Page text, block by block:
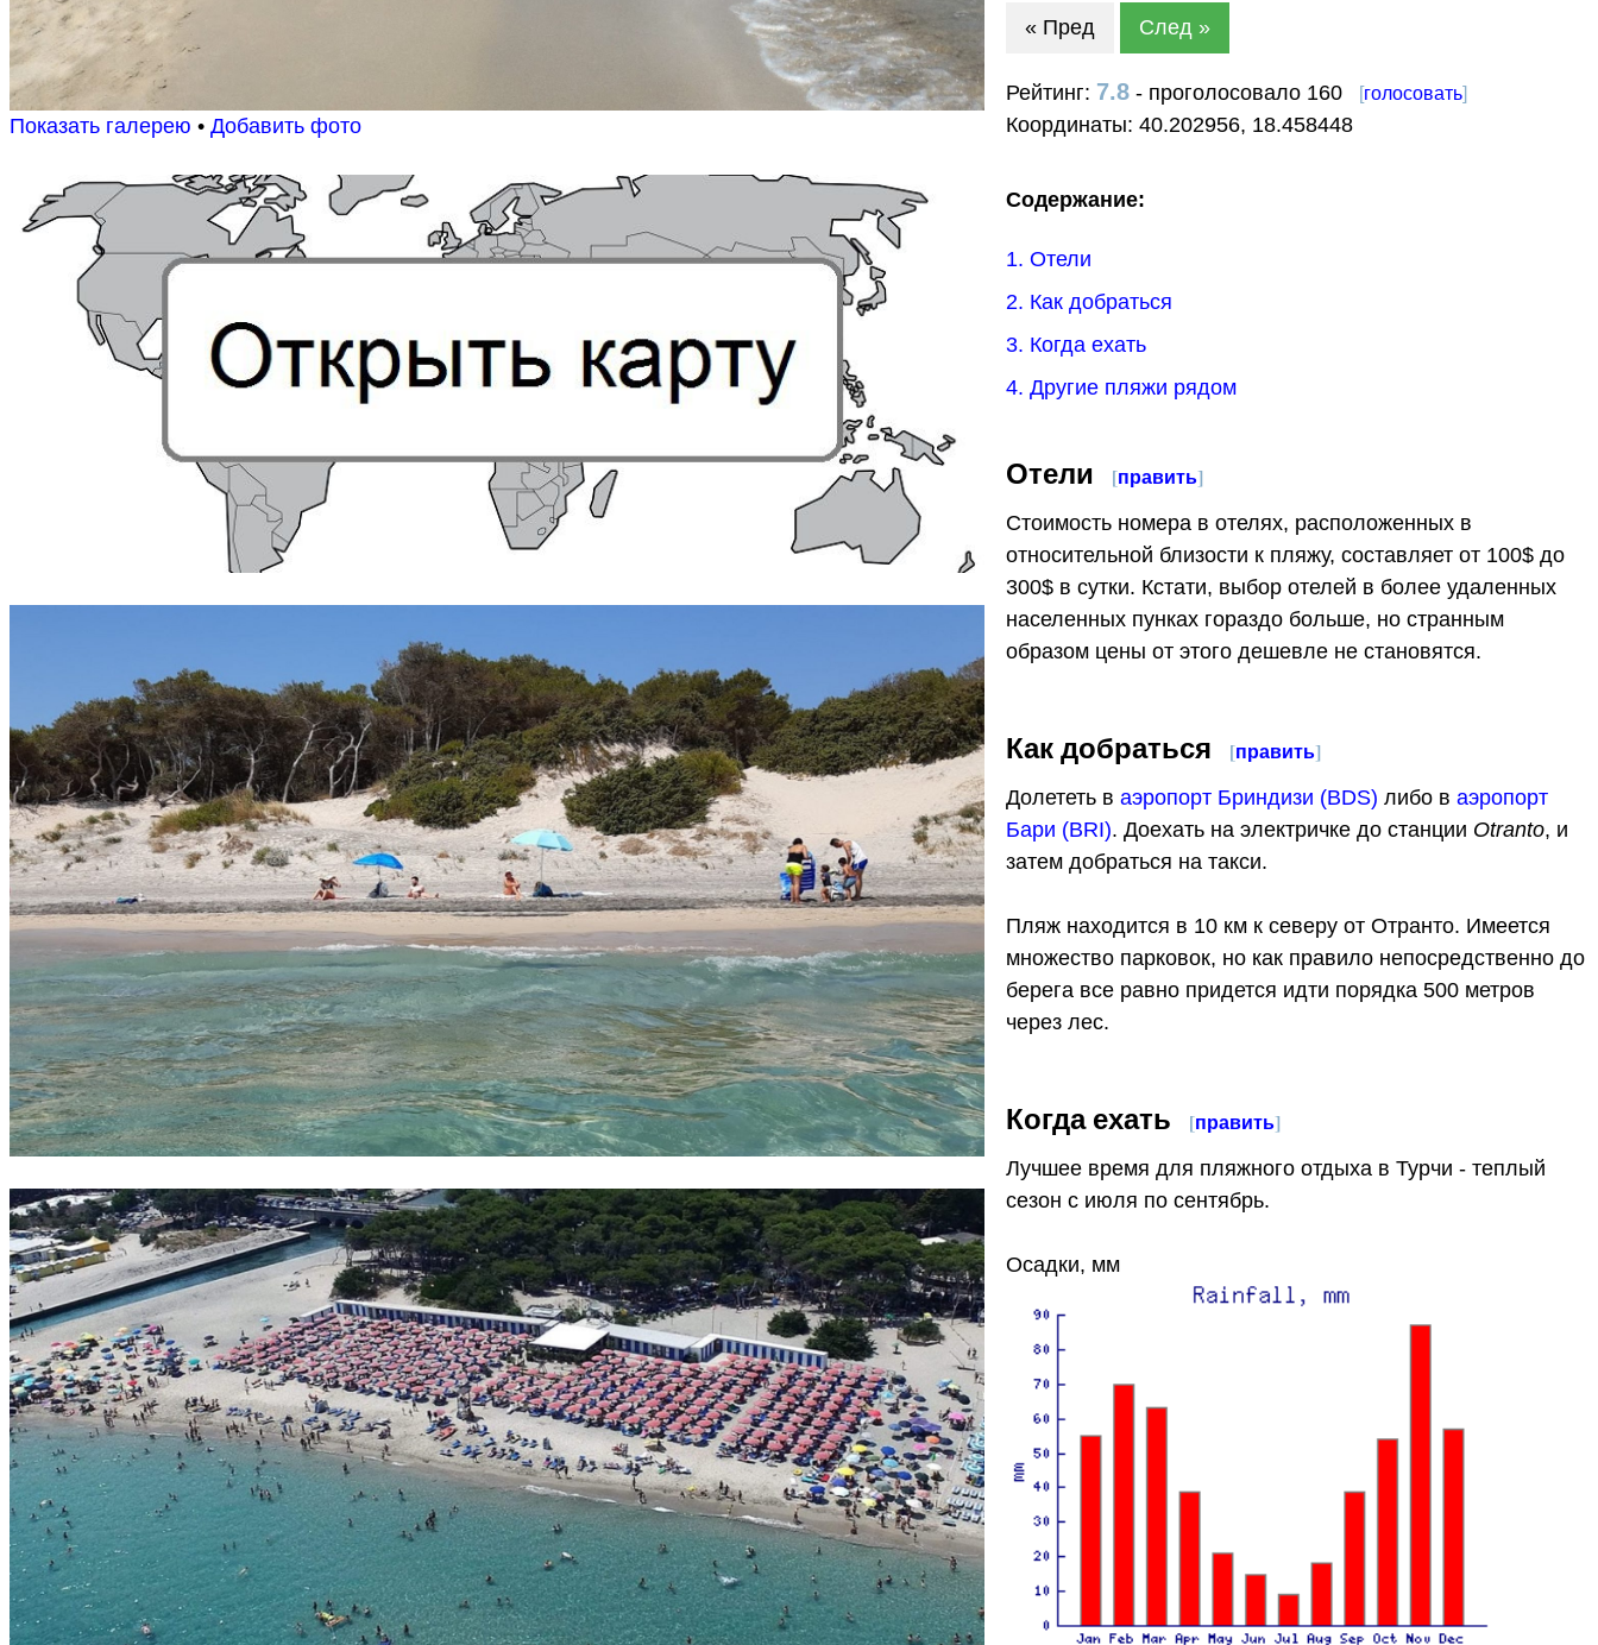
Показать галерею • Добавить фото
« Пред
След »
Рейтинг: 7.8- проголосовало 160 [голосовать]
Координаты: 40.202956, 18.458448
Содержание:
1. Отели
2. Как добраться
3. Когда ехать
4. Другие пляжи рядом
Отели [править]
Стоимость номера в отелях, расположенных в
относительной близости к пляжу, составляет от 100$ до
300$ в сутки. Кстати, выбор отелей в более удаленных
населенных пунках гораздо больше, но странным
образом цены от этого дешевле не становятся.
Как добраться [править]
Долететь в аэропорт Бриндизи (BDS) либо в аэропорт
Бари (BRI). Доехать на электричке до станции Otranto, и
затем добраться на такси.
Пляж находится в 10 км к северу от Отранто. Имеется
множество парковок, но как правило непосредственно до
берега все равно придется идти порядка 500 метров
через лес.
Когда ехать [править]
Лучшее время для пляжного отдыха в Турчи - теплый
сезон с июля по сентябрь.
Осадки, мм